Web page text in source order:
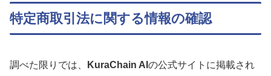
特定商取引法に関する情報の確認
調べた限りでは、 KuraChain AI の公式サイトに掲載され